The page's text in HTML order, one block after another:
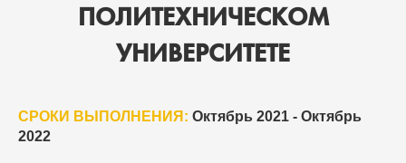
ПОЛИТЕХНИЧЕСКОМ
УНИВЕРСИТЕТЕ
СРОКИ ВЫПОЛНЕНИЯ: Октябрь 2021 - Октябрь
2022